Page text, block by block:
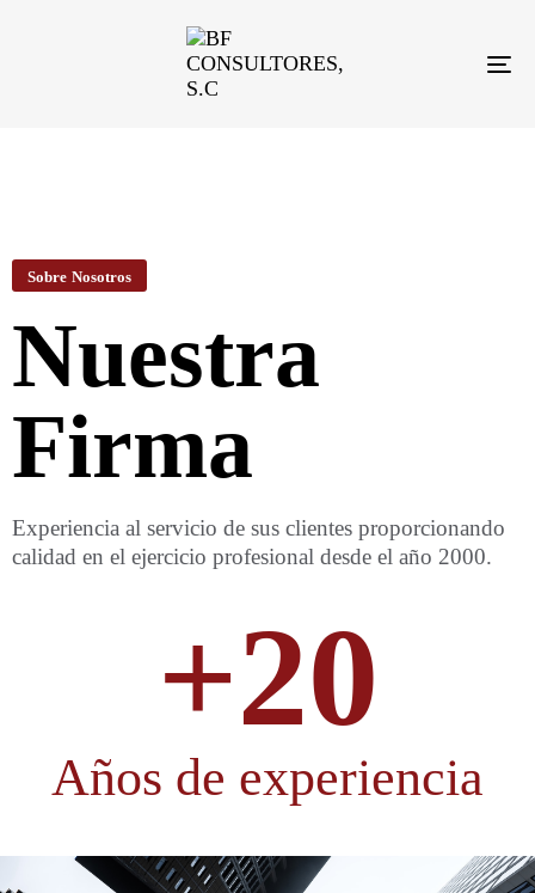
Sobre Nosotros
Nuestra
Firma
Experiencia al servicio de sus clientes proporcionando
calidad en el ejercicio profesional desde el año 2000.
+20
Años de experiencia